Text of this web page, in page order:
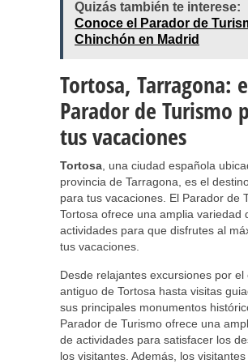
Quizás también te interese:
Conoce el Parador de
Chinchón en Madrid
Tortosa, Tarragona:
Parador de Turismo
tus vacaciones
Tortosa , una ciudad española
provincia de Tarragona, es el
para tus vacaciones. El Parador de
Tortosa ofrece una amplia variedad
actividades para que disfrutes al
tus vacaciones.
Desde relajantes excursiones por el
antiguo de Tortosa hasta visitas
sus principales monumentos
Parador de Turismo ofrece una
de actividades para satisfacer los
los visitantes. Además, los